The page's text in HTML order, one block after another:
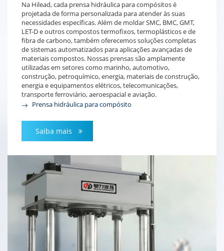
Na Hilead, cada prensa hidráulica para compósitos é
projetada de forma personalizada para atender às suas
necessidades específicas. Além de moldar SMC, BMC, GMT,
LET-D e outros compostos termofixos, termoplásticos e de
fibra de carbono, também oferecemos soluções completas
de sistemas automatizados para aplicações avançadas de
materiais compostos. Nossas prensas são amplamente
utilizadas em setores como marinho, automotivo,
construção, petroquímico, energia, materiais de construção,
energia e equipamentos elétricos, telecomunicações,
transporte ferroviário, aeroespacial e aviação.
Prensa hidráulica para compósito
Saiba mais